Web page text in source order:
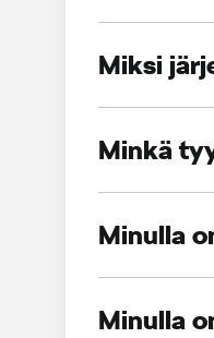
Miksi
Minkä
Minulla
Minulla